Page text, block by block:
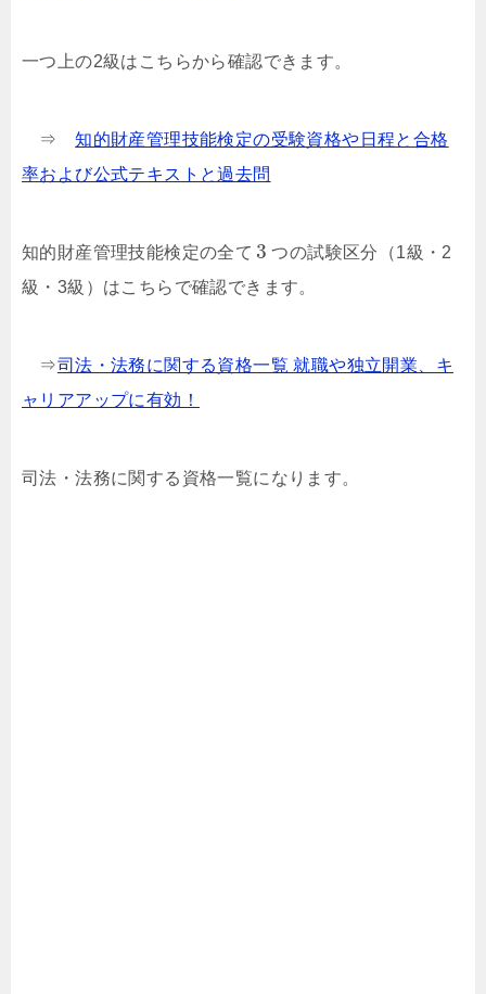
一つ上の2級はこちらから確認できます。
⇒知的財産管理技能検定の受験資格や日程と合格
率および公式テキストと過去問
知的財産管理技能検定の全て 3 つの試験区分（1級・2
級・3級）はこちらで確認できます。
⇒司法・法務に関する資格一覧 就職や独立開業、キ
ャリアアップに有効！
司法・法務に関する資格一覧になります。